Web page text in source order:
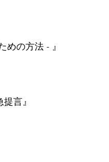
の方法 - 』
言』